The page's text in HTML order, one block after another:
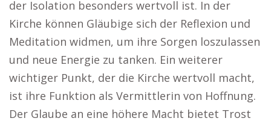
der Isolation besonders wertvoll ist. In der
Kirche können Gläubige sich der Reflexion und
Meditation widmen, um ihre Sorgen loszulassen
und neue Energie zu tanken. Ein weiterer
wichtiger Punkt, der die Kirche wertvoll macht,
ist ihre Funktion als Vermittlerin von Hoffnung.
Der Glaube an eine höhere Macht bietet Trost